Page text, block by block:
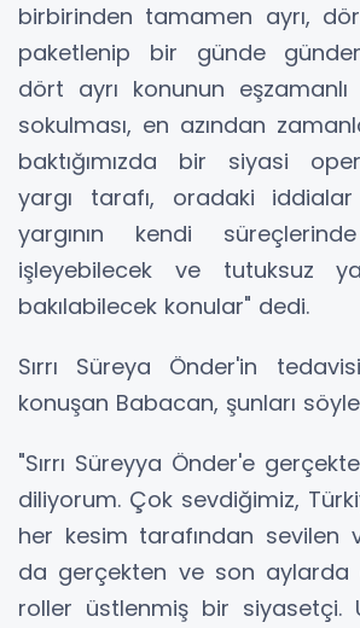
birbirinden tamamen ayrı,
paketlenip bir günde
dört ayrı konunun
sokulması, en azından
baktığımızda bir siyasi
yargı tarafı, oradaki
yargının kendi
işleyebilecek ve tutuksuz
bakılabilecek konular" dedi.
Sırrı Süreya Önder'in
konuşan Babacan, şunları
"Sırrı Süreyya Önder'e
diliyorum. Çok sevdiğimiz,
her kesim tarafından sevilen
da gerçekten ve son
roller üstlenmiş bir siyasetçi.